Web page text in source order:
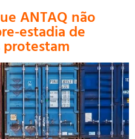
ANTAQ não
estadia de